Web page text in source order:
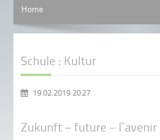
Home
Schule : Kultur
19.02.2019 20:27
Zukunft – future –